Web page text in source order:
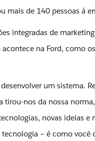
mais de 140 pessoas à
integradas de
na Ford, como
um sistema.
tirou-nos da nossa
novas ideias e
– é como você